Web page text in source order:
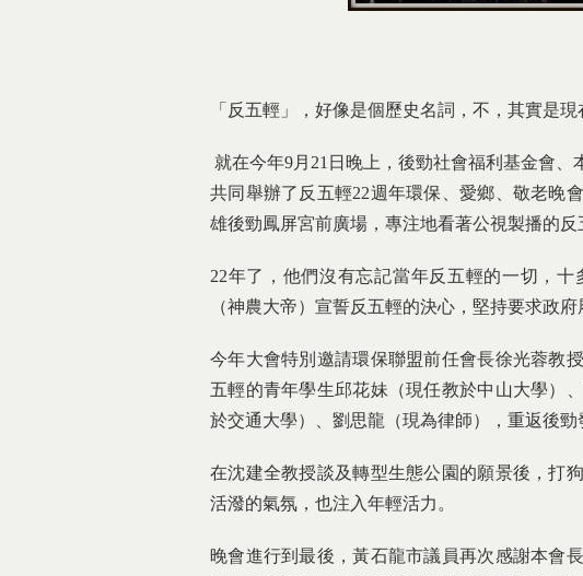
「反五輕」，好像是個歷史名詞，不，其實是現
就在今年9月21日晚上，後勁社會福利基金會
共同舉辦了反五輕22週年環保、愛鄉、敬老晚
雄後勁鳳屏宮前廣場，專注地看著公視製播的反
22年了，他們沒有忘記當年反五輕的一切，
（神農大帝）宣誓反五輕的決心，堅持要求政府
今年大會特別邀請環保聯盟前任會長徐光蓉教
五輕的青年學生邱花妹（現任教於中山大學）
於交通大學）、劉思龍（現為律師），重返後勁
在沈建全教授談及轉型生態公園的願景後，打
活潑的氣氛，也注入年輕活力。
晚會進行到最後，黃石龍市議員再次感謝本會